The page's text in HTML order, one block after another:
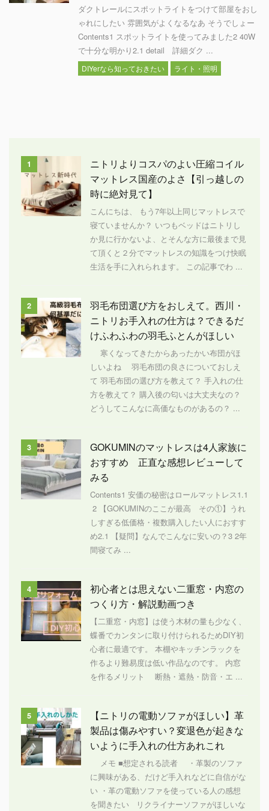
ダクトレールにスポットライトをつけて部屋をおし
ゃれにしたい 雰囲気がよくなるなあ そうでしょー
Contents1 スポットライトを使ってみました2 40W
で十分な明かり2.1 detail 詳細ダク ...
DIYerなら知っておきたい ライト・照明
1
ニトリよりコスパのよい圧縮コイル
マットレス国産のよさ【引っ越しの
時に絶対見て】
こんにちは、 もう7年以上同じマットレスで
寝ていませんか？ いつもベッドはニトリし
か見に行かないよ、とそんな方に最後まで見
て頂くと２分でマットレスの知識をつけ快眠
生活を手に入れられます。 この記事でわ ...
2
羽毛布団選び方をおしえて。西川・
ニトリお手入れの仕方は？できるだ
けふわふわの羽毛ふとんがほしい
寒くなってきたからあったかい布団がほ
しいよね 羽毛布団の良さについておしえ
て 羽毛布団の選び方を教えて？ 手入れの仕
方を教えて？ 購入後の匂いは大丈夫なの？
どうしてこんなに高価なものがあるの？ ...
3
GOKUMINのマットレスは4人家族に
おすすめ 正直な感想レビューして
みる
Contents1 安価の秘密はロールマットレス1.1
2 【GOKUMINのここが最高 その①】うれ
しすぎる低価格・複数購入したい人におすす
め2.1 【疑問】なんでこんなに安いの？3 2年
間寝てみ ...
4
初心者とは思えない二重窓・内窓の
つくり方・解説動画つき
【二重窓・内窓】は使う木材の量も少なく、
蝶番でカンタンに取り付けられるためDIY初
心者に最適です。 本棚やキッチンラックを
作るより難易度は低い作品なのです。 内窓
を作るメリット 断熱・遮熱・防音・エ ...
5
【ニトリの電動ソファがほしい】革
製品は傷みやすい？変退色が起きな
いように手入れの仕方あれこれ
メモ ■想定される読者 ・革製のソファ
に興味がある、だけど手入れなどに自信がな
い ・革の電動ソファを使っている人の感想
を聞きたい リクライナーソファがほしいな